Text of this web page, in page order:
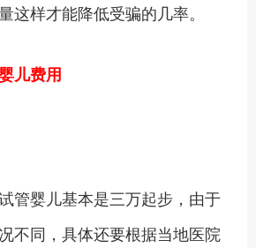
这样才能降低受骗的几率。
儿费用
管婴儿基本是三万起步，由于
不同，具体还要根据当地医院